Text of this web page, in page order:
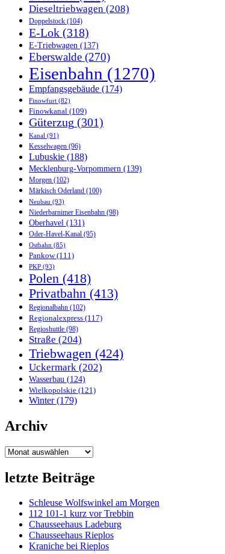
Dieseltriebwagen (208)
Doppelstock (104)
E-Lok (318)
E-Triebwagen (137)
Eberswalde (270)
Eisenbahn (1270)
Empfangsgebäude (174)
Finowfurt (82)
Finowkanal (109)
Güterzug (301)
Kanal (91)
Kesselwagen (96)
Lubuskie (188)
Mecklenburg-Vorpommern (139)
Morgen (102)
Märkisch Oderland (100)
Neubau (93)
Niederbarnimer Eisenbahn (98)
Oberhavel (131)
Oder-Havel-Kanal (95)
Ostbahn (85)
Pankow(111)
PKP (93)
Polen (418)
Privatbahn (413)
Regionalbahn (102)
Regionalexpress (117)
Regioshuttle (98)
Straße (204)
Triebwagen (424)
Uckermark (202)
Wasserbau (124)
Wielkopolskie (121)
Winter(179)
Archiv
Archiv
letzte Beiträge
Schleuse Wolfswinkel am Morgen
112 101-1 kurz vor Trebbin
Chausseehaus Ladeburg
Chausseehaus Rieplos
Kraniche bei Rieplos